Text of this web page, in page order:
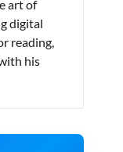
art of
digital
reading,
his